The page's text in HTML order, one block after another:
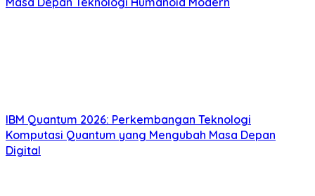
IBM Quantum 2026: Perkembangan Teknologi
Komputasi Quantum yang Mengubah Masa Depan
Digital